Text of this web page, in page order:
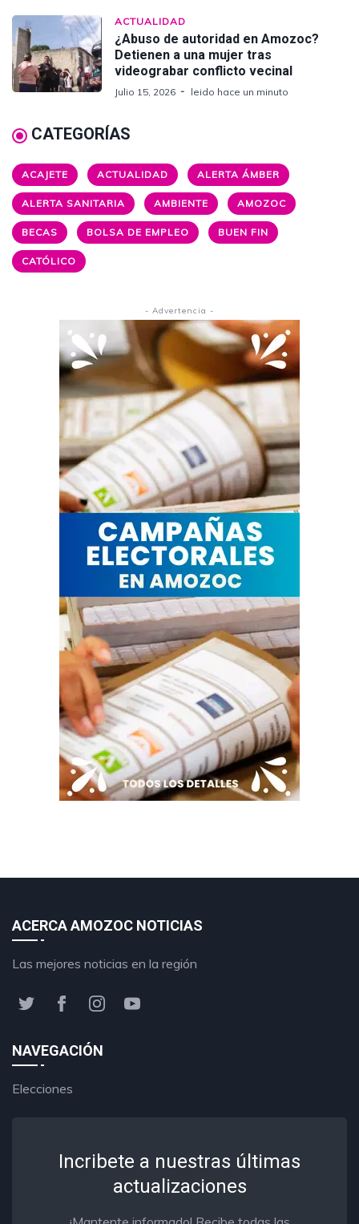
ACTUALIDAD
¿Abuso de autoridad en Amozoc?
Detienen a una mujer tras
videograbar conflicto vecinal
Julio 15, 2026 leido hace un minuto
CATEGORÍAS
ACAJETE ACTUALIDAD ALERTA ÁMBER
ALERTA SANITARIA AMBIENTE AMOZOC
BECAS BOLSA DE EMPLEO BUEN FIN
CATÓLICO
- Advertencia -
ACERCA AMOZOC NOTICIAS
Las mejores noticias en la región
NAVEGACIÓN
Elecciones
Incribete a nuestras últimas
actualizaciones